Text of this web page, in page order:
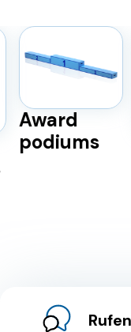
Award
podiums